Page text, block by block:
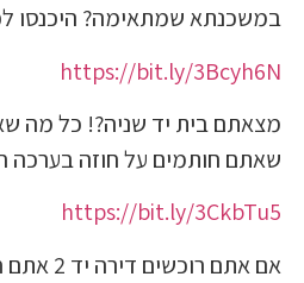
שמתאימה? היכנסו לכאן
https://bit.ly/
בית יד שניה?! כל מה שאתם
על חוזה בערכה חינמית
https://bit.ly/
אם אתם רוכשים דירה יד 2